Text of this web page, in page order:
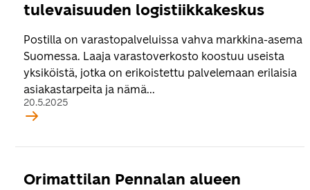
tulevaisuuden logistiikkakeskus
Postilla on varastopalveluissa vahva markkina-asema
Suomessa. Laaja varastoverkosto koostuu useista
yksiköistä, jotka on erikoistettu palvelemaan erilaisia
asiakastarpeita ja nämä...
20.5.2025
Orimattilan Pennalan alueen